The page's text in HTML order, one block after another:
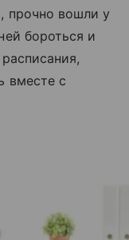
прочно вошли у
бороться и
вместе с